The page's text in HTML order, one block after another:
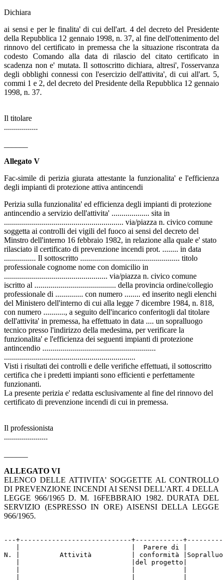
Dichiara
ai sensi e per le finalita' di cui dell'art. 4 del decreto del Presidente
della Repubblica 12 gennaio 1998, n. 37, al fine dell'ottenimento del
rinnovo del certificato in premessa che la situazione riscontrata da
codesto Comando alla data di rilascio del citato certificato in
scadenza non e' mutata. Il sottoscritto dichiara, altresi', l'osservanza
degli obblighi connessi con l'esercizio dell'attivita', di cui all'art. 5,
commi 1 e 2, del decreto del Presidente della Repubblica 12 gennaio
1998, n. 37.
Il titolare
.................
Allegato V
Fac-simile di perizia giurata attestante la funzionalita' e l'efficienza
degli impianti di protezione attiva antincendi
Perizia sulla funzionalita' ed efficienza degli impianti di protezione
antincendio a servizio dell'attivita' ................... sita in
............................................................ via/piazza n. civico comune
soggetta ai controlli dei vigili del fuoco ai sensi del decreto del
Minstro dell'interno 16 febbraio 1982, in relazione alla quale e' stato
rilasciato il certificato di prevenzione incendi prot. ........ in data
................ Il sottoscritto .................................................. titolo
professionale cognome nome con domicilio in
.................................................... via/piazza n. civico comune
iscritto al ......................................... della provincia ordine/collegio
professionale di .............. con numero ........ ed inserito negli elenchi
del Ministero dell'interno di cui alla legge 7 dicembre 1984, n. 818,
con numero ..........., a seguito dell'incarico conferitogli dal titolare
dell'attivita' in premessa, ha effettuato in data .... un sopralluogo
tecnico presso l'indirizzo della medesima, per verificare la
funzionalita' e l'efficienza dei seguenti impianti di protezione
antincendio .........................................................
..................................................................
Visti i risultati dei controlli e delle verifiche effettuati, il sottoscritto
certifica che i predetti impianti sono efficienti e perfettamente
funzionanti.
La presente perizia e' redatta esclusivamente al fine del rinnovo del
certificato di prevenzione incendi di cui in premessa.
Il professionista
......................
ALLEGATO VI
ELENCO DELLE ATTIVITA' SOGGETTE AL CONTROLLO
DI PREVENZIONE INCENDI AI SENSI DELL'ART. 4 DELLA
LEGGE 966/1965 D. M. 16FEBBRAIO 1982. DURATA DEL
SERVIZIO (ESPRESSO IN ORE) AISENSI DELLA LEGGE
966/1965.
---+----------------------------+------------
|                            |  Parere di |
N. |          Attività          | conformità
|                            |del progetto|